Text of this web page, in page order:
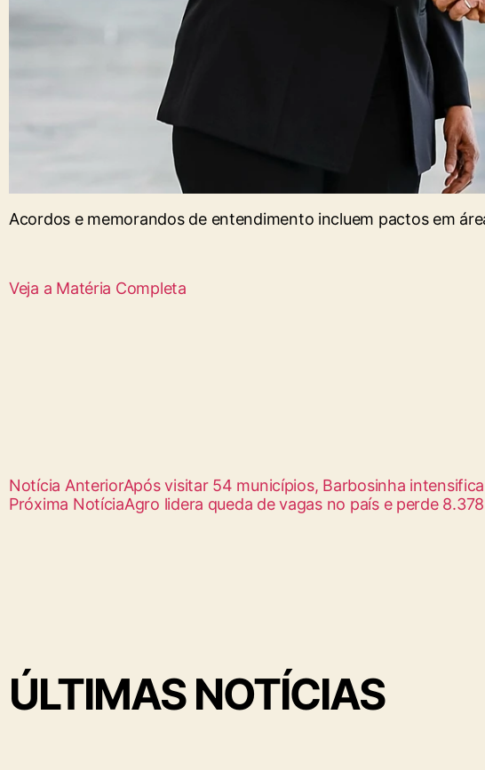
Acordos e memorandos de entendimento incluem pactos em
Veja a Matéria Completa
Notícia AnteriorApós visitar 54 municípios, Barbosinha
Próxima NotíciaAgro lidera queda de vagas no país e perde
ÚLTIMAS NOTÍCIAS